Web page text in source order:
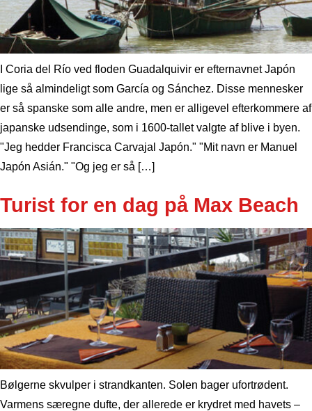
I Coria del Río ved floden Guadalquivir er efternavnet Japón
lige så almindeligt som García og Sánchez. Disse mennesker
er så spanske som alle andre, men er alligevel efterkommere af
japanske udsendinge, som i 1600-tallet valgte af blive i byen.
"Jeg hedder Francisca Carvajal Japón." "Mit navn er Manuel
Japón Asián." "Og jeg er så […]
Turist for en dag på Max Beach
Bølgerne skvulper i strandkanten. Solen bager ufortrødent.
Varmens særegne dufte, der allerede er krydret med havets –